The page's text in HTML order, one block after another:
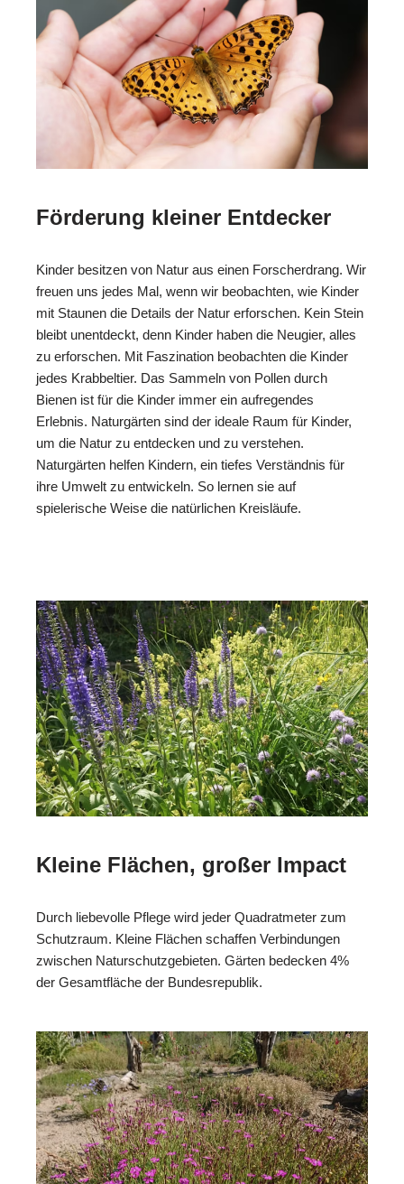
Förderung kleiner Entdecker
Kinder besitzen von Natur aus einen Forscherdrang. Wir
freuen uns jedes Mal, wenn wir beobachten, wie Kinder
mit Staunen die Details der Natur erforschen. Kein Stein
bleibt unentdeckt, denn Kinder haben die Neugier, alles
zu erforschen. Mit Faszination beobachten die Kinder
jedes Krabbeltier. Das Sammeln von Pollen durch
Bienen ist für die Kinder immer ein aufregendes
Erlebnis. Naturgärten sind der ideale Raum für Kinder,
um die Natur zu entdecken und zu verstehen.
Naturgärten helfen Kindern, ein tiefes Verständnis für
ihre Umwelt zu entwickeln. So lernen sie auf
spielerische Weise die natürlichen Kreisläufe.
Kleine Flächen, großer Impact
Durch liebevolle Pflege wird jeder Quadratmeter zum
Schutzraum. Kleine Flächen schaffen Verbindungen
zwischen Naturschutzgebieten. Gärten bedecken 4%
der Gesamtfläche der Bundesrepublik.